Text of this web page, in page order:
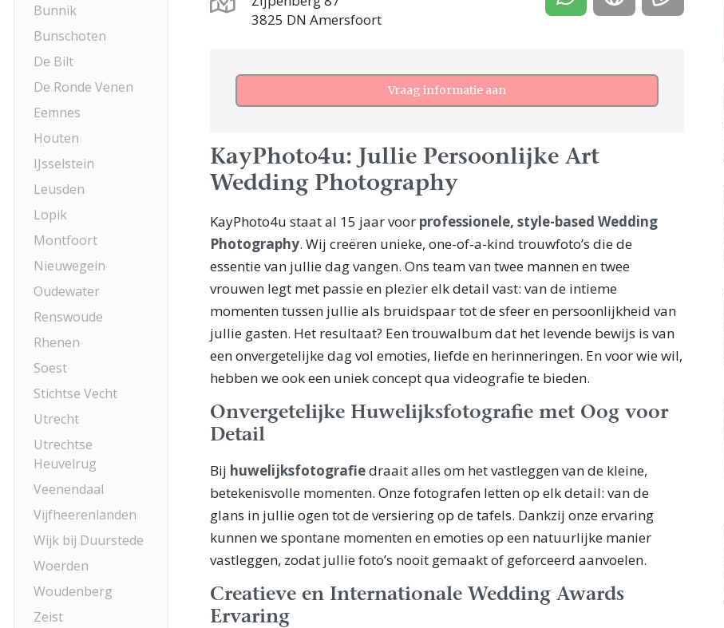
Bunnik
Bunschoten
De Bilt
De Ronde Venen
Eemnes
Houten
IJsselstein
Leusden
Lopik
Montfoort
Nieuwegein
Oudewater
Renswoude
Rhenen
Soest
Stichtse Vecht
Utrecht
Utrechtse
Heuvelrug
Veenendaal
Vijfheerenlanden
Wijk bij Duurstede
Woerden
Woudenberg
Zeist
3825 DN Amersfoort
Vraag informatie aan
KayPhoto4u: Jullie Persoonlijke Art
Wedding Photography
KayPhoto4u staat al 15 jaar voor professionele, style-based Wedding
Photography. Wij creëren unieke, one-of-a-kind trouwfoto’s die de
essentie van jullie dag vangen. Ons team van twee mannen en twee
vrouwen legt met passie en plezier elk detail vast: van de intieme
momenten tussen jullie als bruidspaar tot de sfeer en persoonlijkheid van
jullie gasten. Het resultaat? Een trouwalbum dat het levende bewijs is van
een onvergetelijke dag vol emoties, liefde en herinneringen. En voor wie wil,
hebben we ook een uniek concept qua videografie te bieden.
Onvergetelijke Huwelijksfotografie met Oog voor
Detail
Bij huwelijksfotografiedraait alles om het vastleggen van de kleine,
betekenisvolle momenten. Onze fotografen letten op elk detail: van de
glans in jullie ogen tot de versiering op de tafels. Dankzij onze ervaring
kunnen we spontane momenten en emoties op een natuurlijke manier
vastleggen, zodat jullie foto’s nooit gemaakt of geforceerd aanvoelen.
Creatieve en Internationale Wedding Awards
Ervaring